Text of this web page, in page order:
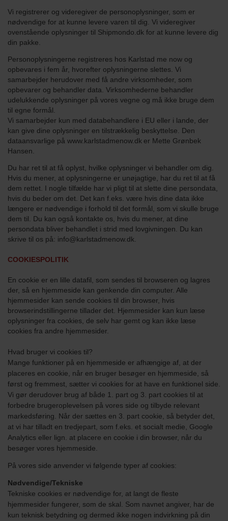
Vi registrerer og videregiver de personoplysninger, som er
nødvendige for at kunne levere varen til dig. Vi videregiver
ovenstående oplysninger til Shipmondo.dk for at kunne levere dig
din pakke.
Personoplysningerne registreres hos Karlstad me now og
opbevares i fem år, hvorefter oplysningerne slettes. Vi
samarbejder herudover med få andre virksomheder, som
opbevarer og behandler data. Virksomhederne behandler
udelukkende oplysninger på vores vegne og må ikke bruge dem
til egne formål.
Vi samarbejder kun med databehandlere i EU eller i lande, der
kan give dine oplysninger en tilstrækkelig beskyttelse. Den
dataansvarlige på www.karlstadmenow.dk er Mette Grønbek
Hansen.
Du har ret til at få oplyst, hvilke oplysninger vi behandler om dig.
Hvis du mener, at oplysningerne er unøjagtige, har du ret til at få
dem rettet. I nogle tilfælde har vi pligt til at slette dine persondata,
hvis du beder om det. Det kan f.eks. være hvis dine data ikke
længere er nødvendige i forhold til det formål, som vi skulle bruge
dem til. Du kan også kontakte os, hvis du mener, at dine
persondata bliver behandlet i strid med lovgivningen. Du kan
skrive til os på: info@karlstadmenow.dk.
COOKIESPOLITIK
En cookie er en lille datafil, som sendes til browseren og lagres
der, så en hjemmeside kan genkende din computer. Alle
hjemmesider kan sende cookies til din browser, hvis
browserindstillingerne tillader det. Hjemmesider kan kun læse
oplysninger fra cookies, de selv har gemt og kan ikke læse
cookies fra andre hjemmesider.
Hvad bruger vi cookies til?
Mange funktioner på en hjemmeside er afhængige af, at der
placeres en cookie, når en bruger besøger en hjemmeside, så
først og fremmest, sætter vi cookies for at have en funktionel side.
Vi gør derudover brug af både 1. part og 3. part cookies til at
forbedre brugeroplevelsen på vores side og tilbyde relevant
markedsføring. Når der sættes en 3. part cookie, så betyder det,
at vi har tilladt en tredjepart, som f.eks. et socialt medie, Google
Analytics eller lign. at placere en cookie i din browser, når du
besøger vores hjemmeside.
På vores side anvender vi følgende typer af cookies:
Nødvendige/Tekniske
Tekniske cookies er nødvendige for, at langt de fleste
hjemmesider fungerer, som de skal. Som navnet angiver, har de
kun teknisk betydning og dermed ikke nogen indvirkning på din